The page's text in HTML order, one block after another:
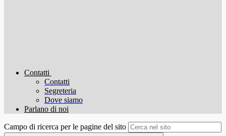
Contatti
Contatti
Segreteria
Dove siamo
Parlano di noi
Campo di ricerca per le pagine del sito